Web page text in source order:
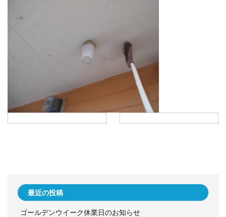
最近の投稿
ゴールデンウイーク休業日のお知らせ